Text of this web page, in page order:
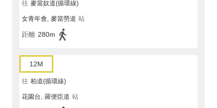
往 麥當奴道(循環線)
女青年會, 麥當勞道 站
距離 280m
12M
往 柏道(循環線)
花園台, 羅便臣道 站